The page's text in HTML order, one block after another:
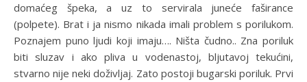
domaćeg špeka, a uz to servirala juneće faširance
(polpete). Brat i ja nismo nikada imali problem s porilukom.
Poznajem puno ljudi koji imaju…. Ništa čudno.. Zna poriluk
biti sluzav i ako pliva u vodenastoj, bljutavoj tekućini,
stvarno nije neki doživljaj. Zato postoji bugarski poriluk. Prvi